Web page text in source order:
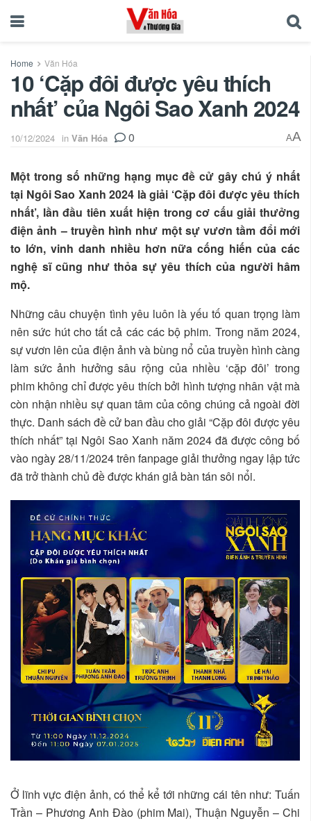
Home Văn Hóa
10 ‘Cặp đôi được yêu thích
nhất’ của Ngôi Sao Xanh 2024
10/12/2024 in Văn Hóa 0 AA
Một trong số những hạng mục đề cử gây chú ý nhất
tại Ngôi Sao Xanh 2024 là giải ‘Cặp đôi được yêu thích
nhất’, lần đầu tiên xuất hiện trong cơ cấu giải thưởng
điện ảnh – truyền hình như một sự vươn tầm đổi mới
to lớn, vinh danh nhiều hơn nữa cống hiến của các
nghệ sĩ cũng như thỏa sự yêu thích của người hâm
mộ.
Những câu chuyện tình yêu luôn là yếu tố quan trọng làm
nên sức hút cho tất cả các các bộ phim. Trong năm 2024,
sự vươn lên của điện ảnh và bùng nổ của truyền hình càng
làm sức ảnh hưởng sâu rộng của nhiều ‘cặp đôi’ trong
phim không chỉ được yêu thích bởi hình tượng nhân vật mà
còn nhận nhiều sự quan tâm của công chúng cả ngoài đời
thực. Danh sách đề cử ban đầu cho giải “Cặp đôi được yêu
thích nhất” tại Ngôi Sao Xanh năm 2024 đã được công bố
vào ngày 28/11/2024 trên fanpage giải thưởng ngay lập tức
đã trở thành chủ đề được khán giả bàn tán sôi nổi.
Ở lĩnh vực điện ảnh, có thể kể tới những cái tên như: Tuấn
Trần – Phương Anh Đào (phim Mai), Thuận Nguyễn – Chi